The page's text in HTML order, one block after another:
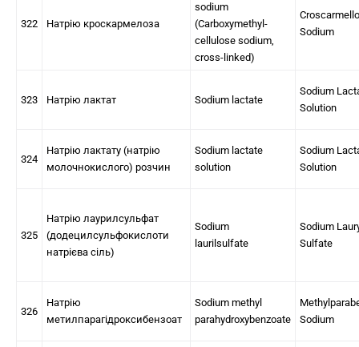
322 Натрію кроскармелоза
sodium
(Carboxymethyl-
cellulose sodium,
cross-linked)
Sodium
323 Натрію лактат Sodium lactate
Sodium
Solution
324
Натрію лактату (натрію
молочнокислого) розчин
Sodium lactate
solution
Sodium
Solution
325
Натрію лаурилсульфат
(додецилсульфокислоти
натрієва сіль)
Sodium
laurilsulfate
Sodium
Sulfate
326
Натрію
метилпарагідроксибензоат
Sodium methyl
parahydroxybenzoate
Sodium